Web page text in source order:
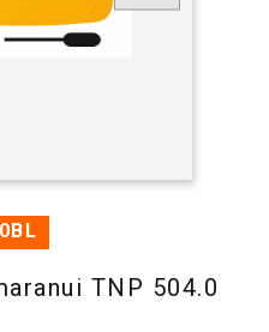
TNP 504.0